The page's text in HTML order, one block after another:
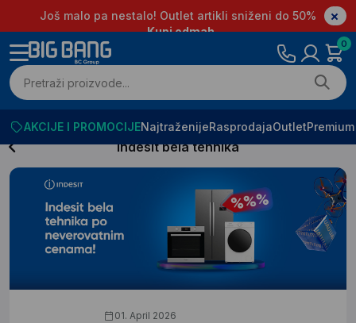
Još malo pa nestalo! Outlet artikli sniženi do 50%
Kupi odmah
0
AKCIJE I PROMOCIJENajtraženijeRasprodajaOutlet
Indesit bela tehnika
01. April 2026